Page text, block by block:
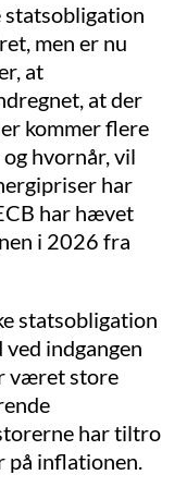
statsobligation
men er nu
at
at der
kommer flere
hvornår, vil
har
har hævet
i 2026 fra
statsobligation
indgangen
været store
har tiltro
på inflationen.